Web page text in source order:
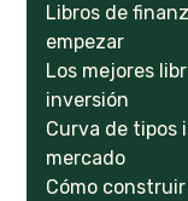
Libros de
empezar
Los mejores
inversión
Curva de tipos
mercado
Cómo